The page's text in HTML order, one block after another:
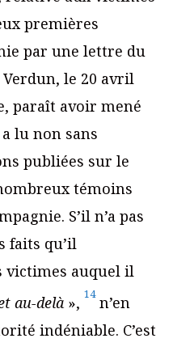
premières
par une lettre du
le 20 avril
paraît avoir mené
lu non sans
publiées sur le
témoins
S’il n’a pas
faits qu’il
victimes auquel il
au-delà », 14n’en
indéniable. C’est